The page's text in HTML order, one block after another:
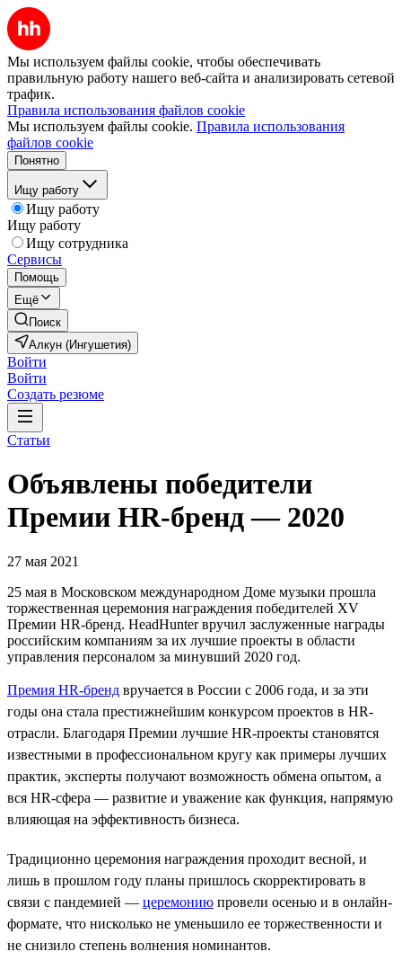
Мы используем файлы cookie, чтобы обеспечивать
правильную работу нашего веб-сайта и анализировать сетевой
трафик.
Правила использования файлов cookie
Мы используем файлы cookie. Правила использования
файлов cookie
Понятно
Ищу работу
Ищу работу
Ищу работу
Ищу сотрудника
Сервисы
Помощь
Ещё
Поиск
Алкун (Ингушетия)
Войти
Войти
Создать резюме
Статьи
Объявлены победители
Премии HR-бренд — 2020
27 мая 2021
25 мая в Московском международном Доме музыки прошла
торжественная церемония награждения победителей XV
Премии HR-бренд. HeadHunter вручил заслуженные награды
российским компаниям за их лучшие проекты в области
управления персоналом за минувший 2020 год.
Премия HR-бренд вручается в России с 2006 года, и за эти
годы она стала престижнейшим конкурсом проектов в HR-
отрасли. Благодаря Премии лучшие HR-проекты становятся
известными в профессиональном кругу как примеры лучших
практик, эксперты получают возможность обмена опытом, а
вся HR-сфера — развитие и уважение как функция, напрямую
влияющая на эффективность бизнеса.
Традиционно церемония награждения проходит весной, и
лишь в прошлом году планы пришлось скорректировать в
связи с пандемией — церемонию провели осенью и в онлайн-
формате, что нисколько не уменьшило ее торжественности и
не снизило степень волнения номинантов.